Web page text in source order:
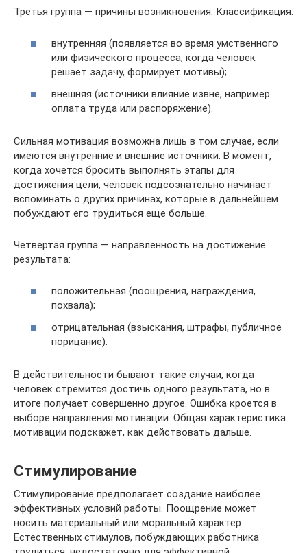
Третья группа — причины возникновения. Классификация:
внутренняя (появляется во время умственного
или физического процесса, когда человек
решает задачу, формирует мотивы);
внешняя (источники влияние извне, например
оплата труда или распоряжение).
Сильная мотивация возможна лишь в том случае, если
имеются внутренние и внешние источники. В момент,
когда хочется бросить выполнять этапы для
достижения цели, человек подсознательно начинает
вспоминать о других причинах, которые в дальнейшем
побуждают его трудиться еще больше.
Четвертая группа — направленность на достижение
результата:
положительная (поощрения, награждения,
похвала);
отрицательная (взыскания, штрафы, публичное
порицание).
В действительности бывают такие случаи, когда
человек стремится достичь одного результата, но в
итоге получает совершенно другое. Ошибка кроется в
выборе направления мотивации. Общая характеристика
мотивации подскажет, как действовать дальше.
Стимулирование
Стимулирование предполагает создание наиболее
эффективных условий работы. Поощрение может
носить материальный или моральный характер.
Естественных стимулов, побуждающих работника